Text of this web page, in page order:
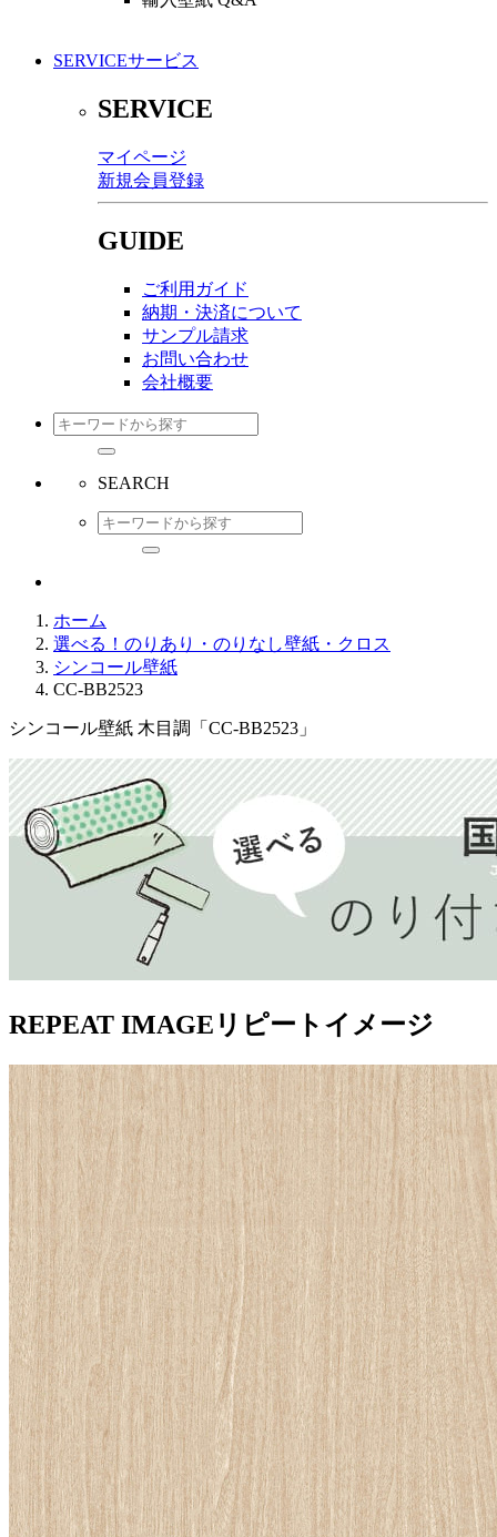
SERVICEサービス
SERVICE
マイページ
新規会員登録
GUIDE
ご利用ガイド
納期・決済について
サンプル請求
お問い合わせ
会社概要
SEARCH
ホーム
選べる！のりあり・のりなし壁紙・クロス
シンコール壁紙
CC-BB2523
シンコール壁紙 木目調「CC-BB2523」
REPEAT IMAGE リピートイメージ